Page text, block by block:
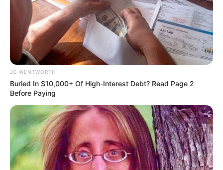
Stop Overpaying: The 10-Second Check That
Collapses Your Energy Bill
STOPWATT
JG WENTWORTH
Buried In $10,000+ Of High-Interest Debt? Read Page 2
Before Paying